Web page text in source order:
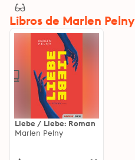
Libros de Marlen Pelny
Liebe / Liebe: Roman
Marlen Pelny